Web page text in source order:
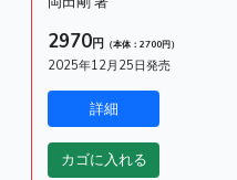
2970円 （本体：2700円）
2025年12月25日発売